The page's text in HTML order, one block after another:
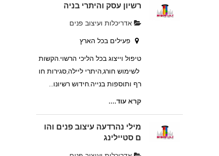
רשיון עסק והיתרי בניה
אדריכלות ועיצוב פנים
פעילים בכל הארץ
טיפול וייצוג בכל הליכי הרשוי.הקשות
לשימוש חורג,היתרי ליילה,סגירות חו
רף ותוספות בנייה.חידוש רשיונו...
קרא עוד....
מילי נהרדעה עיצוב פנים והו
ם סטיילינג